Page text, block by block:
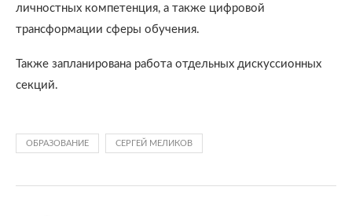
личностных компетенция, а также цифровой
трансформации сферы обучения.
Также запланирована работа отдельных дискуссионных
секций.
ОБРАЗОВАНИЕ СЕРГЕЙ МЕЛИКОВ